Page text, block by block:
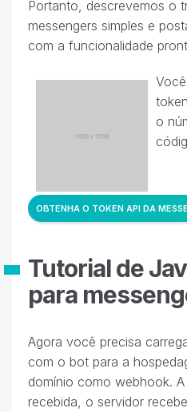
Portanto, descrevemos o
messengers simples e
com a funcionalidade
o
OBTENHA O TOKEN API DA
Tutorial de
para
Agora você precisa
com o bot para a
domínio como webhook.
recebida, o servidor